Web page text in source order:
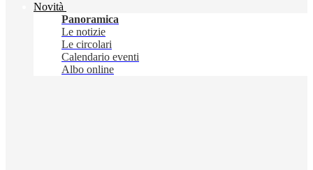
Novità
Panoramica
Le notizie
Le circolari
Calendario eventi
Albo online